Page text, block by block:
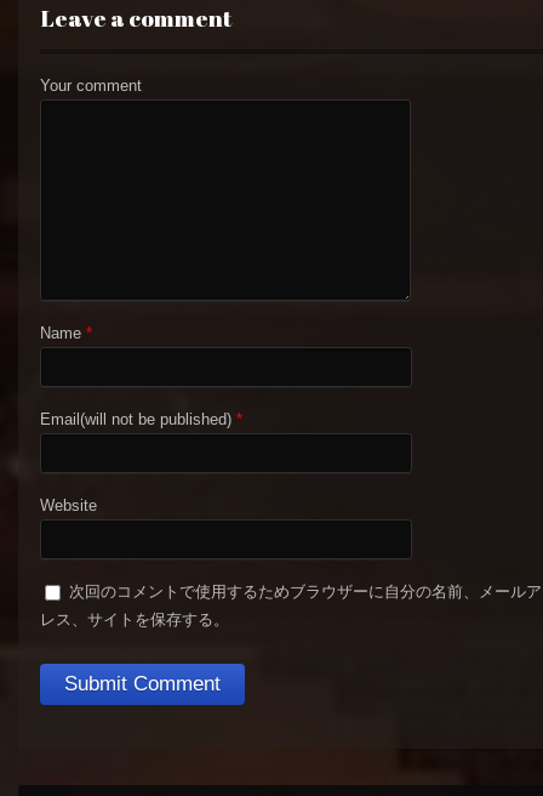
Leave a comment
Your comment
Name *
Email(will not be published) *
Website
次回のコメントで使用するためブラウザーに自分の名前、メール
レス、サイトを保存する。